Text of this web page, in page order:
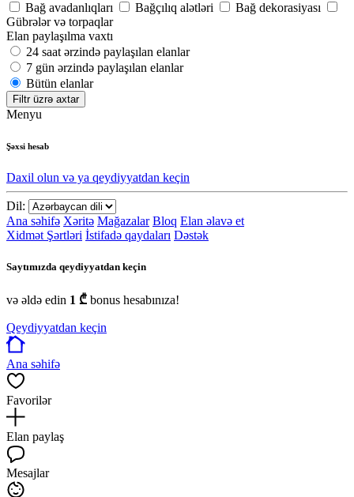
Bağ avadanlıqları
Bağçılıq alətləri
Bağ dekorasiyası
Gübrələr və torpaqlar
Elan paylaşılma vaxtı
24 saat ərzində paylaşılan elanlar
7 gün ərzində paylaşılan elanlar
Bütün elanlar
Filtr üzrə axtar
Menyu
Şəxsi hesab
Daxil olun və ya qeydiyyatdan keçin
Dil:
Ana səhifə Xəritə Mağazalar Bloq Elan əlavə et
Xidmət Şərtləri İstifadə qaydaları Dəstək
Saytımızda qeydiyyatdan keçin
və əldə edin 1 ₾ bonus hesabınıza!
Qeydiyyatdan keçin
Ana səhifə
Favorilər
Elan paylaş
Mesajlar